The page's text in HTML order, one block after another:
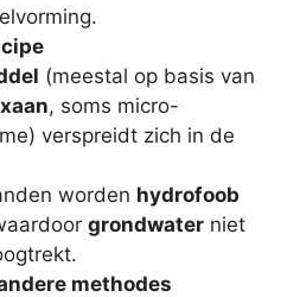
(meestal op basis van
, soms micro-
verspreidt zich in de
worden hydrofoob
grondwaterniet
methodes